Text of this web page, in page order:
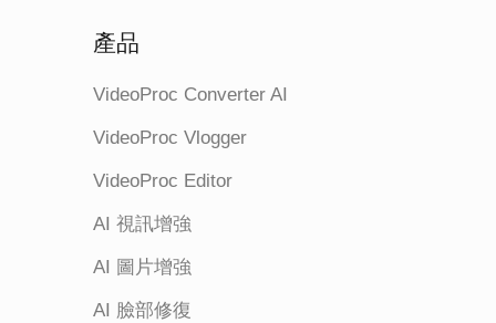
產品
VideoProc Converter AI
VideoProc Vlogger
VideoProc Editor
AI 視訊增強
AI 圖片增強
AI 臉部修復